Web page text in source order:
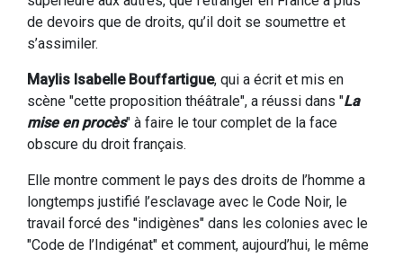
de devoirs que de droits, qu’il doit se soumettre et
s’assimiler.
Maylis Isabelle Bouffartigue, qui a écrit et mis en
scène "cette proposition théâtrale", a réussi dans "La
mise en procès" à faire le tour complet de la face
obscure du droit français.
Elle montre comment le pays des droits de l’homme a
longtemps justifié l’esclavage avec le Code Noir, le
travail forcé des "indigènes" dans les colonies avec le
"Code de l’Indigénat" et comment, aujourd’hui, le même